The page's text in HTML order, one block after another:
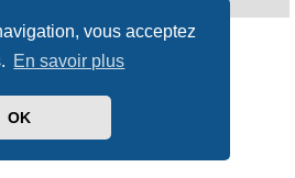
vous acceptez
En savoir plus
OK